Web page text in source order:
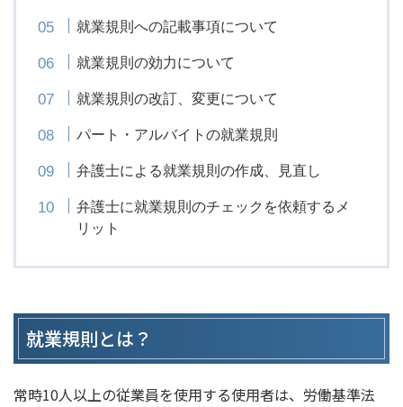
就業規則への記載事項について
就業規則の効力について
就業規則の改訂、変更について
パート・アルバイトの就業規則
弁護士による就業規則の作成、見直し
弁護士に就業規則のチェックを依頼するメ
リット
就業規則とは？
常時10人以上の従業員を使用する使用者は、労働基準法